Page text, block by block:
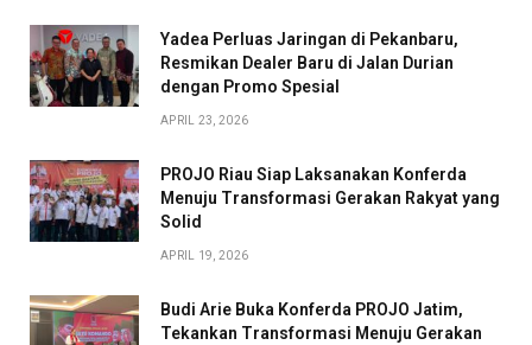
Yadea Perluas Jaringan di Pekanbaru,
Resmikan Dealer Baru di Jalan Durian
dengan Promo Spesial
APRIL 23, 2026
PROJO Riau Siap Laksanakan Konferda
Menuju Transformasi Gerakan Rakyat yang
Solid
APRIL 19, 2026
Budi Arie Buka Konferda PROJO Jatim,
Tekankan Transformasi Menuju Gerakan